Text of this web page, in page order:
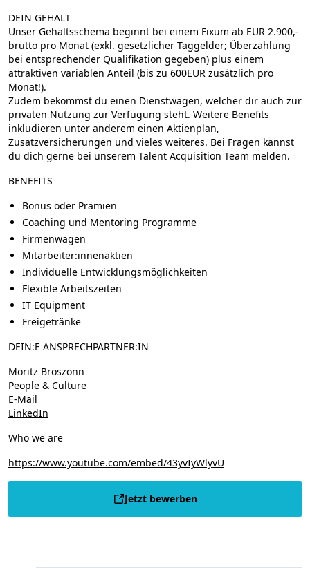
DEIN GEHALT
Unser Gehaltsschema beginnt bei einem Fixum ab EUR 2.900,-
brutto pro Monat (exkl. gesetzlicher Taggelder; Überzahlung
bei entsprechender Qualifikation gegeben) plus einem
attraktiven variablen Anteil (bis zu 600EUR zusätzlich pro
Monat!).
Zudem bekommst du einen Dienstwagen, welcher dir auch zur
privaten Nutzung zur Verfügung steht. Weitere Benefits
inkludieren unter anderem einen Aktienplan,
Zusatzversicherungen und vieles weiteres. Bei Fragen kannst
du dich gerne bei unserem Talent Acquisition Team melden.
BENEFITS
Bonus oder Prämien
Coaching und Mentoring Programme
Firmenwagen
Mitarbeiter:innenaktien
Individuelle Entwicklungsmöglichkeiten
Flexible Arbeitszeiten
IT Equipment
Freigetränke
DEIN:E ANSPRECHPARTNER:IN
Moritz Broszonn
People & Culture
E-Mail
LinkedIn
Who we are
https://www.youtube.com/embed/43yvIyWlyvU
Jetzt bewerben